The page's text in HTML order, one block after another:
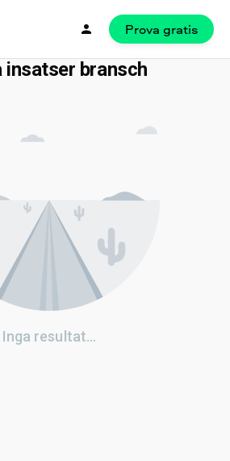
Prova gratis
insatser bransch
Inga resultat...